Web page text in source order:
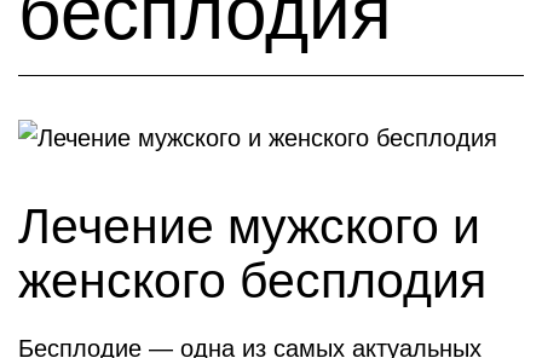
Лечение мужского и
женского бесплодия
Бесплодие — одна из самых актуальных